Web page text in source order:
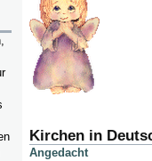
Kirchen in
Angedacht